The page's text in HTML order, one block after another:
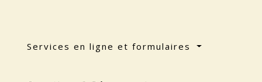
Services en ligne et formulaires